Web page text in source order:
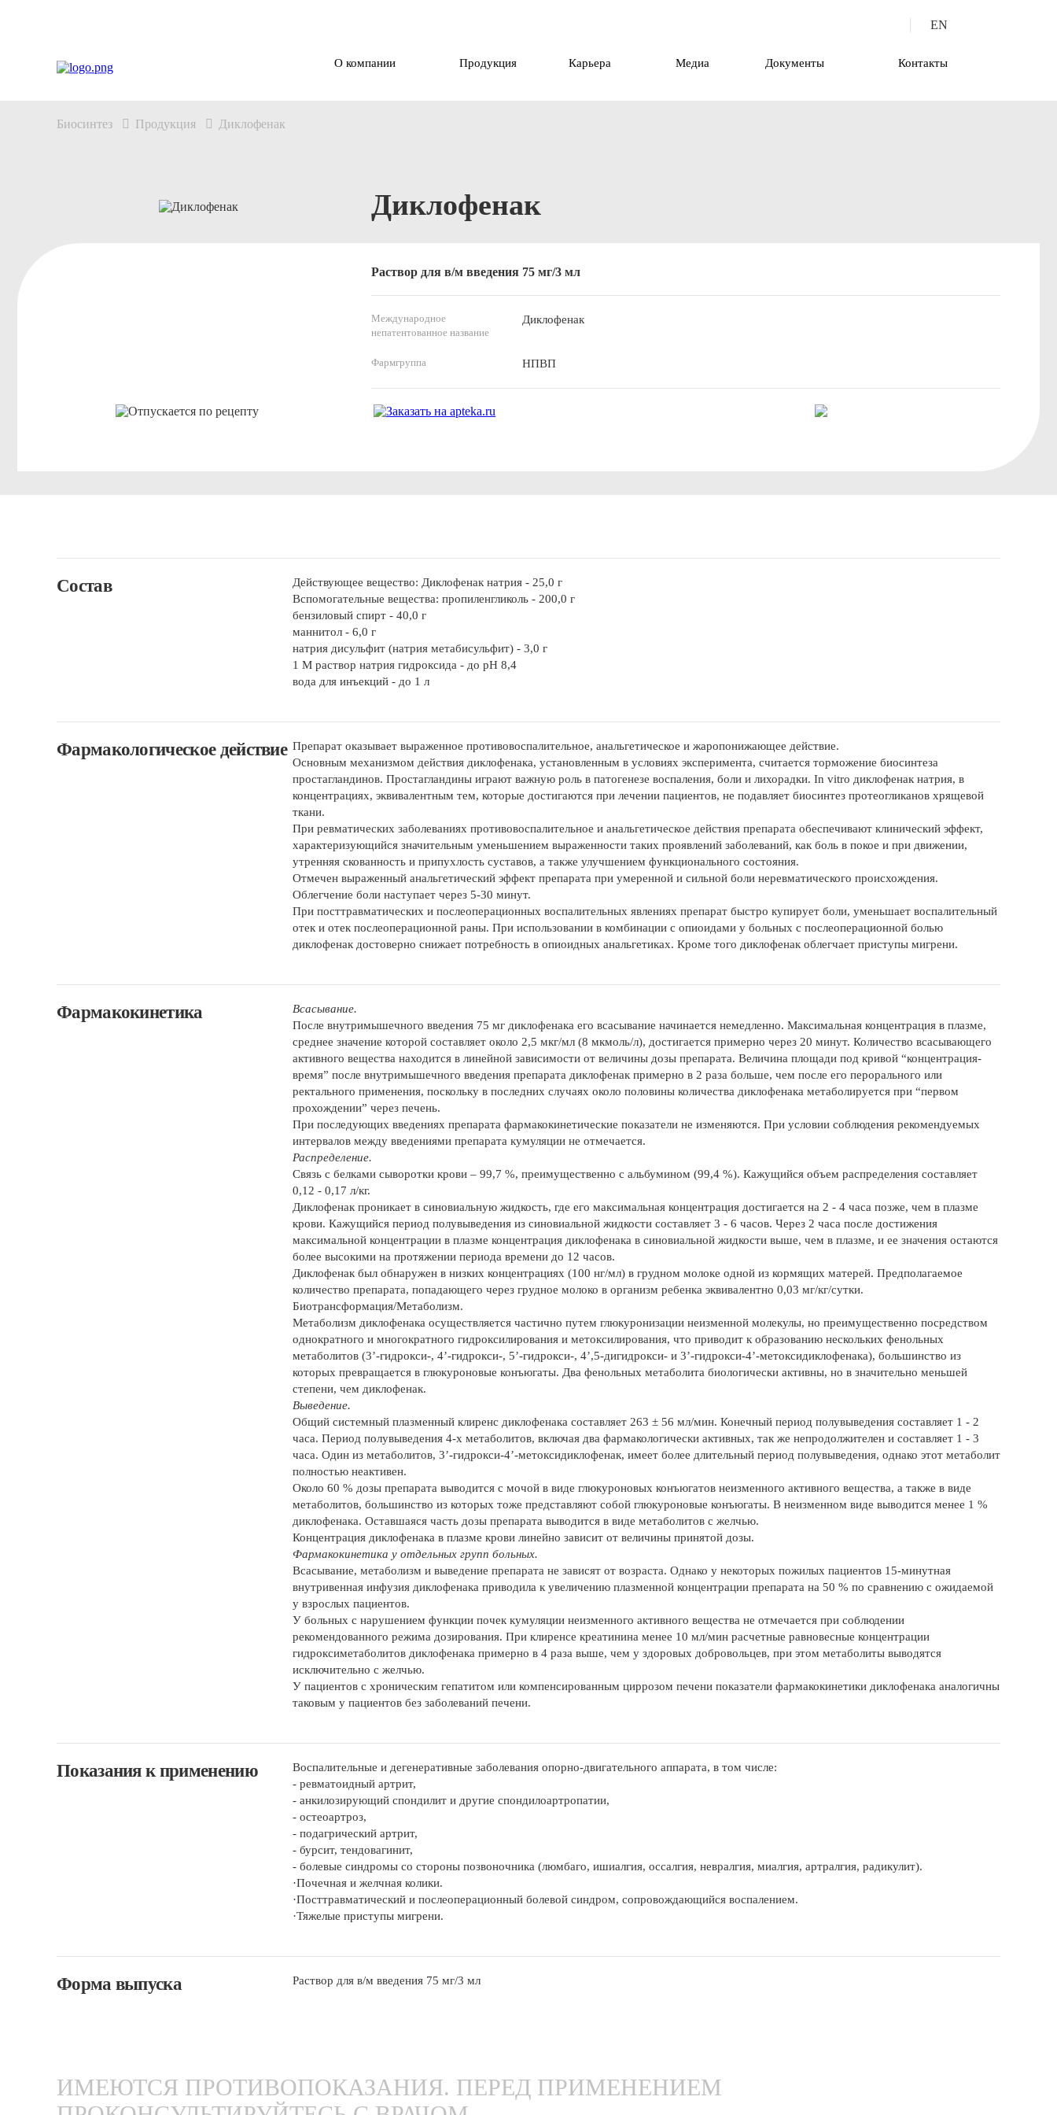
EN
О компании Продукция Карьера Медиа Документы Контакты
Биосинтез Продукция Диклофенак
Диклофенак
Раствор для в/м введения 75 мг/3 мл
Международное
непатентованное название
Диклофенак
Фармгруппа НПВП
Состав
Действующее вещество: Диклофенак натрия - 25,0 г
Вспомогательные вещества: пропиленгликоль - 200,0 г
бензиловый спирт - 40,0 г
маннитол - 6,0 г
натрия дисульфит (натрия метабисульфит) - 3,0 г
1 М раствор натрия гидроксида - до рН 8,4
вода для инъекций - до 1 л
Фармакологическое действие Препарат оказывает выраженное противовоспалительное, анальгетическое и жаропонижающее действие.
Основным механизмом действия диклофенака, установленным в условиях эксперимента, считается торможение биосинтеза
простагландинов. Простагландины играют важную роль в патогенезе воспаления, боли и лихорадки. In vitro диклофенак натрия, в
концентрациях, эквивалентным тем, которые достигаются при лечении пациентов, не подавляет биосинтез протеогликанов хрящевой
ткани.
При ревматических заболеваниях противовоспалительное и анальгетическое действия препарата обеспечивают клинический эффект,
характеризующийся значительным уменьшением выраженности таких проявлений заболеваний, как боль в покое и при движении,
утренняя скованность и припухлость суставов, а также улучшением функционального состояния.
Отмечен выраженный анальгетический эффект препарата при умеренной и сильной боли неревматического происхождения.
Облегчение боли наступает через 5-30 минут.
При посттравматических и послеоперационных воспалительных явлениях препарат быстро купирует боли, уменьшает воспалительный
отек и отек послеоперационной раны. При использовании в комбинации с опиоидами у больных с послеоперационной болью
диклофенак достоверно снижает потребность в опиоидных анальгетиках. Кроме того диклофенак облегчает приступы мигрени.
Фармакокинетика
Всасывание.
После внутримышечного введения 75 мг диклофенака его всасывание начинается немедленно. Максимальная концентрация в плазме,
среднее значение которой составляет около 2,5 мкг/мл (8 мкмоль/л), достигается примерно через 20 минут. Количество всасывающего
активного вещества находится в линейной зависимости от величины дозы препарата. Величина площади под кривой “концентрация-
время” после внутримышечного введения препарата диклофенак примерно в 2 раза больше, чем после его перорального или
ректального применения, поскольку в последних случаях около половины количества диклофенака метаболируется при “первом
прохождении” через печень.
При последующих введениях препарата фармакокинетические показатели не изменяются. При условии соблюдения рекомендуемых
интервалов между введениями препарата кумуляции не отмечается.
Распределение.
Связь с белками сыворотки крови – 99,7 %, преимущественно с альбумином (99,4 %). Кажущийся объем распределения составляет
0,12 - 0,17 л/кг.
Диклофенак проникает в синовиальную жидкость, где его максимальная концентрация достигается на 2 - 4 часа позже, чем в плазме
крови. Кажущийся период полувыведения из синовиальной жидкости составляет 3 - 6 часов. Через 2 часа после достижения
максимальной концентрации в плазме концентрация диклофенака в синовиальной жидкости выше, чем в плазме, и ее значения остаются
более высокими на протяжении периода времени до 12 часов.
Диклофенак был обнаружен в низких концентрациях (100 нг/мл) в грудном молоке одной из кормящих матерей. Предполагаемое
количество препарата, попадающего через грудное молоко в организм ребенка эквивалентно 0,03 мг/кг/сутки.
Биотрансформация/Метаболизм.
Метаболизм диклофенака осуществляется частично путем глюкуронизации неизменной молекулы, но преимущественно посредством
однократного и многократного гидроксилирования и метоксилирования, что приводит к образованию нескольких фенольных
метаболитов (3’-гидрокси-, 4’-гидрокси-, 5’-гидрокси-, 4’,5-дигидрокси- и 3’-гидрокси-4’-метоксидиклофенака), большинство из
которых превращается в глюкуроновые конъюгаты. Два фенольных метаболита биологически активны, но в значительно меньшей
степени, чем диклофенак.
Выведение.
Общий системный плазменный клиренс диклофенака составляет 263 ± 56 мл/мин. Конечный период полувыведения составляет 1 - 2
часа. Период полувыведения 4-х метаболитов, включая два фармакологически активных, так же непродолжителен и составляет 1 - 3
часа. Один из метаболитов, 3’-гидрокси-4’-метоксидиклофенак, имеет более длительный период полувыведения, однако этот метаболит
полностью неактивен.
Около 60 % дозы препарата выводится с мочой в виде глюкуроновых конъюгатов неизменного активного вещества, а также в виде
метаболитов, большинство из которых тоже представляют собой глюкуроновые конъюгаты. В неизменном виде выводится менее 1 %
диклофенака. Оставшаяся часть дозы препарата выводится в виде метаболитов с желчью.
Концентрация диклофенака в плазме крови линейно зависит от величины принятой дозы.
Фармакокинетика у отдельных групп больных.
Всасывание, метаболизм и выведение препарата не зависят от возраста. Однако у некоторых пожилых пациентов 15-минутная
внутривенная инфузия диклофенака приводила к увеличению плазменной концентрации препарата на 50 % по сравнению с ожидаемой
у взрослых пациентов.
У больных с нарушением функции почек кумуляции неизменного активного вещества не отмечается при соблюдении
рекомендованного режима дозирования. При клиренсе креатинина менее 10 мл/мин расчетные равновесные концентрации
гидроксиметаболитов диклофенака примерно в 4 раза выше, чем у здоровых добровольцев, при этом метаболиты выводятся
исключительно с желчью.
У пациентов с хроническим гепатитом или компенсированным циррозом печени показатели фармакокинетики диклофенака аналогичны
таковым у пациентов без заболеваний печени.
Показания к применению
Воспалительные и дегенеративные заболевания опорно-двигательного аппарата, в том числе:
- ревматоидный артрит,
- анкилозирующий спондилит и другие спондилоартропатии,
- остеоартроз,
- подагрический артрит,
- бурсит, тендовагинит,
- болевые синдромы со стороны позвоночника (люмбаго, ишиалгия, оссалгия, невралгия, миалгия, артралгия, радикулит).
·Почечная и желчная колики.
·Посттравматический и послеоперационный болевой синдром, сопровождающийся воспалением.
·Тяжелые приступы мигрени.
Форма выпуска Раствор для в/м введения 75 мг/3 мл
ИМЕЮТСЯ ПРОТИВОПОКАЗАНИЯ. ПЕРЕД ПРИМЕНЕНИЕМ